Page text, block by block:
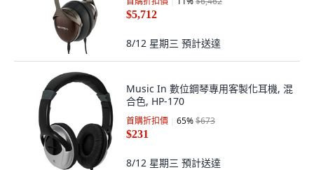
$5,712
8/12 星期三 預計送達
Music In 數位鋼琴專用客製化耳機, 混
合色, HP-170
首購折扣價 65%$673
$231
8/12 星期三 預計送達